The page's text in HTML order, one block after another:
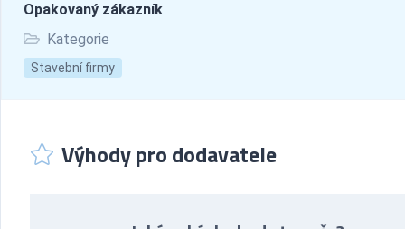
Opakovaný zákazník
Kategorie
Stavební firmy
Výhody pro dodavatele